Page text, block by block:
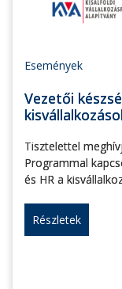
Események
Vezetői
Tisztelettel
Programmal
és HR a
Részletek